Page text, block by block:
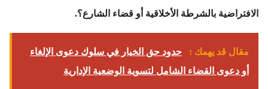
الافتراضية بالشرطة الأخلاقية أو قضاء الشارع؟.
مقال قد يهمك :
حدود حق الخيار في سلوك دعوى الإلغاء
أو دعوى القضاء الشامل لتسوية الوضعية الإدارية